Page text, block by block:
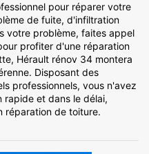
pour réparer votre
de fuite, d'infiltration
votre problème, faites appel
profiter d'une réparation
Hérault rénov 34 montera
Disposant des
professionnels, vous n'avez
rapide et dans le délai,
réparation de toiture.